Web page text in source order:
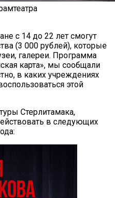
с 14 до 22 лет смогут
(3 000 рублей), которые
галереи. Программа
карта», мы сообщали
в каких учреждениях
этой
Стерлитамака,
в следующих